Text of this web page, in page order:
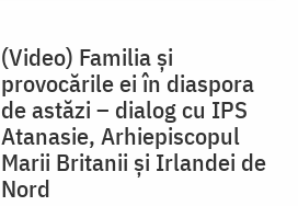
(Video) Familia și
provocările ei în diaspora
de astăzi – dialog cu IPS
Atanasie, Arhiepiscopul
Marii Britanii și Irlandei de
Nord